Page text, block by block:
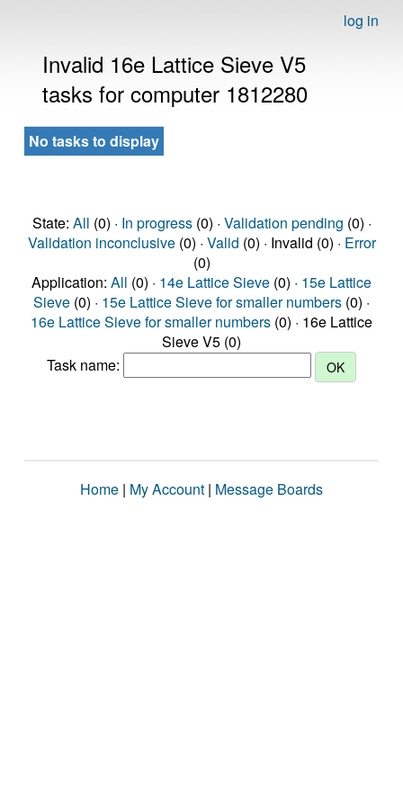
log in
Invalid 16e Lattice Sieve V5
tasks for computer 1812280
No tasks to display
State: All (0) · In progress(0) · Validation pending (0) ·
Validation inconclusive(0) · Valid (0) · Invalid (0) · Error
(0)
Application: All (0) · 14e Lattice Sieve (0) · 15e Lattice
Sieve (0) · 15e Lattice Sieve for smaller numbers (0) ·
16e Lattice Sieve for smaller numbers (0) · 16e Lattice
Sieve V5 (0)
Task name:
Home | My Account | Message Boards